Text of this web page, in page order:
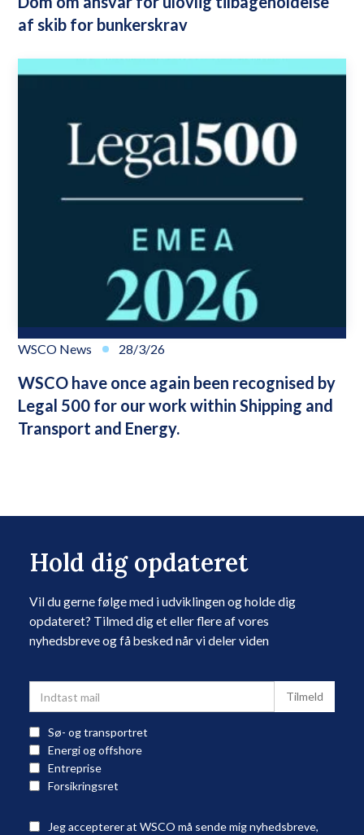
af skib for bunkerskrav
WSCO News 28/3/26
WSCO have once again been recognised by
Legal 500 for our work within Shipping and
Transport and Energy.
Hold dig opdateret
Vil du gerne følge med i udviklingen og holde dig
opdateret? Tilmed dig et eller flere af vores
nyhedsbreve og få besked når vi deler viden
Sø- og transportret
Energi og offshore
Entreprise
Forsikringsret
Jeg accepterer at WSCO må sende mig nyhedsbreve,